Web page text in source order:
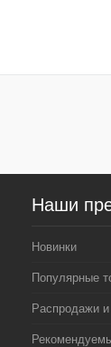
Наши
Новинки
Популярные
Распродажи и